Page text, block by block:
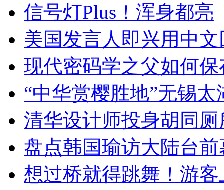
信号灯Plus！浑身都亮
美国发言人即兴用中
现代密码学之父如何
“中华赏樱胜地”无锡
清华设计师投身胡同
盘点韩国瑜访大陆台
想过桥就得跳舞！游客